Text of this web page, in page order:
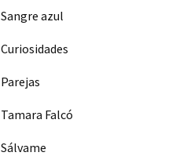
Sangre azul
Curiosidades
Parejas
Tamara Falcó
Sálvame